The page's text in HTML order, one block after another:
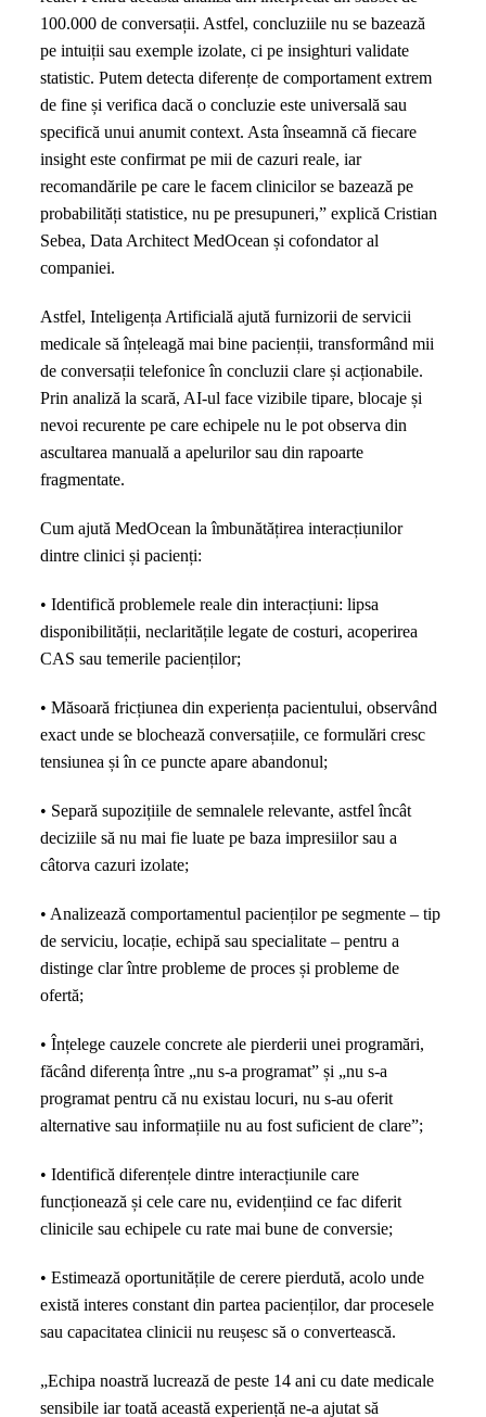
100.000 de conversații. Astfel, concluziile nu se bazează
pe intuiții sau exemple izolate, ci pe insighturi validate
statistic. Putem detecta diferențe de comportament extrem
de fine și verifica dacă o concluzie este universală sau
specifică unui anumit context. Asta înseamnă că fiecare
insight este confirmat pe mii de cazuri reale, iar
recomandările pe care le facem clinicilor se bazează pe
probabilități statistice, nu pe presupuneri,” explică Cristian
Sebea, Data Architect MedOcean și cofondator al
companiei.
Astfel, Inteligența Artificială ajută furnizorii de servicii
medicale să înțeleagă mai bine pacienții, transformând mii
de conversații telefonice în concluzii clare și acționabile.
Prin analiză la scară, AI-ul face vizibile tipare, blocaje și
nevoi recurente pe care echipele nu le pot observa din
ascultarea manuală a apelurilor sau din rapoarte
fragmentate.
Cum ajută MedOcean la îmbunătățirea interacțiunilor
dintre clinici și pacienți:
• Identifică problemele reale din interacțiuni: lipsa
disponibilității, neclaritățile legate de costuri, acoperirea
CAS sau temerile pacienților;
• Măsoară fricțiunea din experiența pacientului, observând
exact unde se blochează conversațiile, ce formulări cresc
tensiunea și în ce puncte apare abandonul;
• Separă supozițiile de semnalele relevante, astfel încât
deciziile să nu mai fie luate pe baza impresiilor sau a
câtorva cazuri izolate;
• Analizează comportamentul pacienților pe segmente – tip
de serviciu, locație, echipă sau specialitate – pentru a
distinge clar între probleme de proces și probleme de
ofertă;
• Înțelege cauzele concrete ale pierderii unei programări,
făcând diferența între „nu s-a programat” și „nu s-a
programat pentru că nu existau locuri, nu s-au oferit
alternative sau informațiile nu au fost suficient de clare”;
• Identifică diferențele dintre interacțiunile care
funcționează și cele care nu, evidențiind ce fac diferit
clinicile sau echipele cu rate mai bune de conversie;
• Estimează oportunitățile de cerere pierdută, acolo unde
există interes constant din partea pacienților, dar procesele
sau capacitatea clinicii nu reușesc să o convertească.
„Echipa noastră lucrează de peste 14 ani cu date medicale
sensibile iar toată această experiență ne-a ajutat să